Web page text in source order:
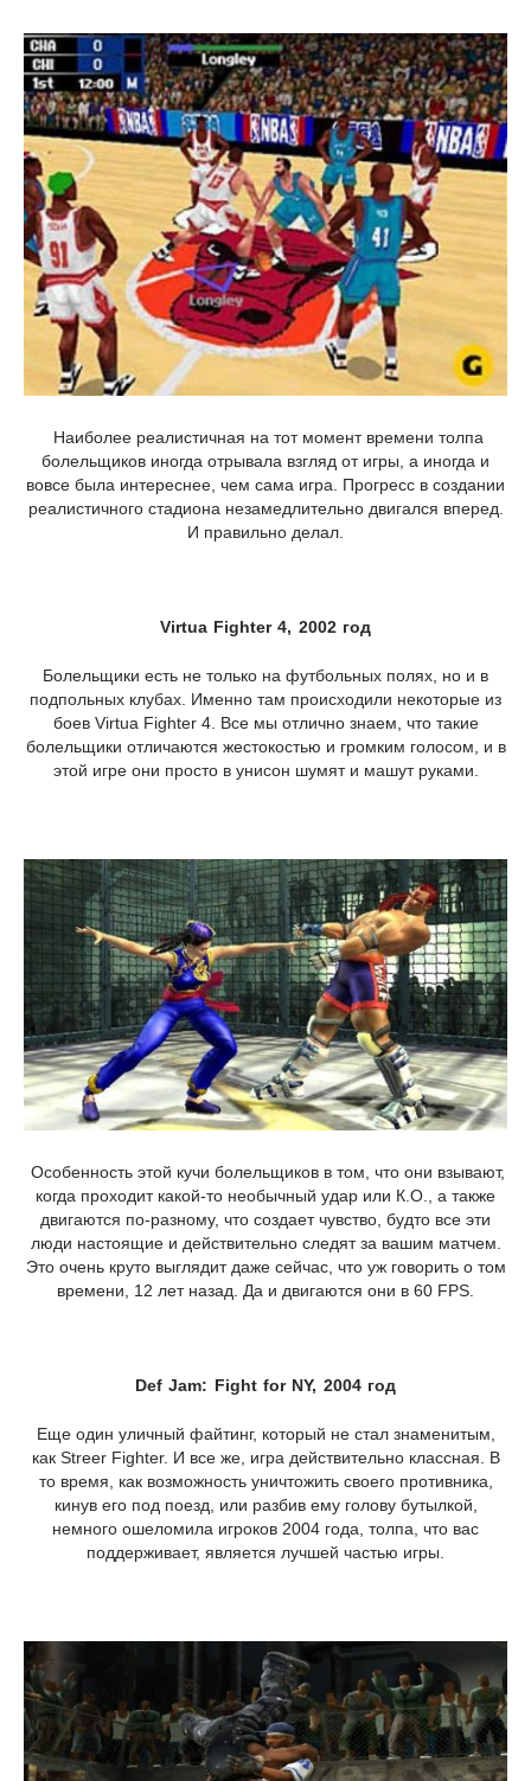
Наиболее реалистичная на тот момент времени толпа
болельщиков иногда отрывала взгляд от игры, а иногда и
вовсе была интереснее, чем сама игра. Прогресс в создании
реалистичного стадиона незамедлительно двигался вперед.
И правильно делал.
Virtua Fighter 4, 2002 год
Болельщики есть не только на футбольных полях, но и в
подпольных клубах. Именно там происходили некоторые из
боев Virtua Fighter 4. Все мы отлично знаем, что такие
болельщики отличаются жестокостью и громким голосом, и в
этой игре они просто в унисон шумят и машут руками.
Особенность этой кучи болельщиков в том, что они взывают,
когда проходит какой-то необычный удар или К.О., а также
двигаются по-разному, что создает чувство, будто все эти
люди настоящие и действительно следят за вашим матчем.
Это очень круто выглядит даже сейчас, что уж говорить о том
времени, 12 лет назад. Да и двигаются они в 60 FPS.
Def Jam: Fight for NY, 2004 год
Еще один уличный файтинг, который не стал знаменитым,
как Streer Fighter. И все же, игра действительно классная. В
то время, как возможность уничтожить своего противника,
кинув его под поезд, или разбив ему голову бутылкой,
немного ошеломила игроков 2004 года, толпа, что вас
поддерживает, является лучшей частью игры.